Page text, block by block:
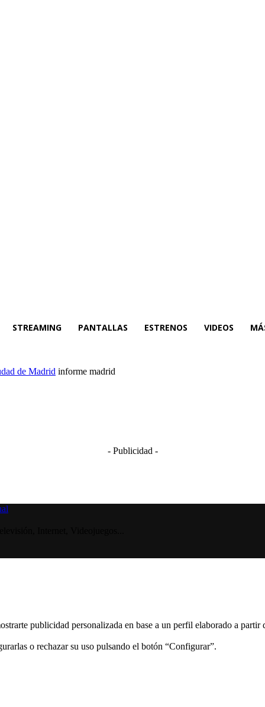
STREAMING PANTALLAS ESTRENOS VIDEOS
de Madrid informe madrid
- Publicidad -
publicidad personalizada en base a un perfil elaborado a
o rechazar su uso pulsando el botón “Configurar”.